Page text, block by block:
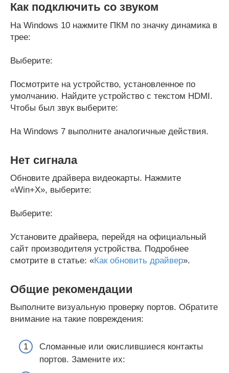
Как подключить со звуком
На Windows 10 нажмите ПКМ по значку динамика в
трее:
Выберите:
Посмотрите на устройство, установленное по
умолчанию. Найдите устройство с текстом HDMI.
Чтобы был звук выберите:
На Windows 7 выполните аналогичные действия.
Нет сигнала
Обновите драйвера видеокарты. Нажмите
«Win+X», выберите:
Выберите:
Установите драйвера, перейдя на официальный
сайт производителя устройства. Подробнее
смотрите в статье: «Как обновить драйвер».
Общие рекомендации
Выполните визуальную проверку портов. Обратите
внимание на такие повреждения:
Сломанные или окислившиеся контакты
портов. Замените их: